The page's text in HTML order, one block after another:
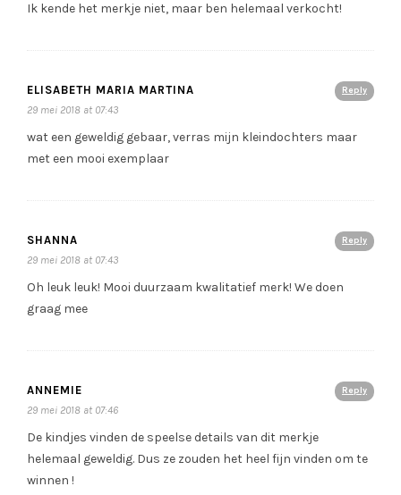
Ik kende het merkje niet, maar ben helemaal verkocht!
Reply
ELISABETH MARIA MARTINA
29 mei 2018 at 07:43
wat een geweldig gebaar, verras mijn kleindochters maar
met een mooi exemplaar
Reply
SHANNA
29 mei 2018 at 07:43
Oh leuk leuk! Mooi duurzaam kwalitatief merk! We doen
graag mee
Reply
ANNEMIE
29 mei 2018 at 07:46
De kindjes vinden de speelse details van dit merkje
helemaal geweldig. Dus ze zouden het heel fijn vinden om te
winnen !